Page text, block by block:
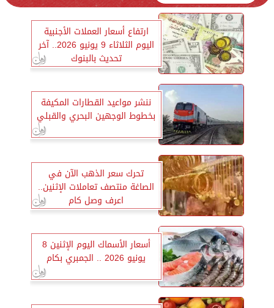
ارتفاع أسعار العملات الأجنبية
اليوم الثلاثاء 9 يونيو 2026.. آخر
تحديث بالبنوك
ننشر مواعيد القطارات المكيفة
بخطوط الوجهين البحري والقبلي
تحرك سعر الذهب الآن في
الصاغة منتصف تعاملات الإثنين..
اعرف وصل كام
أسعار الأسماك اليوم الإثنين 8
يونيو 2026 .. الجمبري بكام